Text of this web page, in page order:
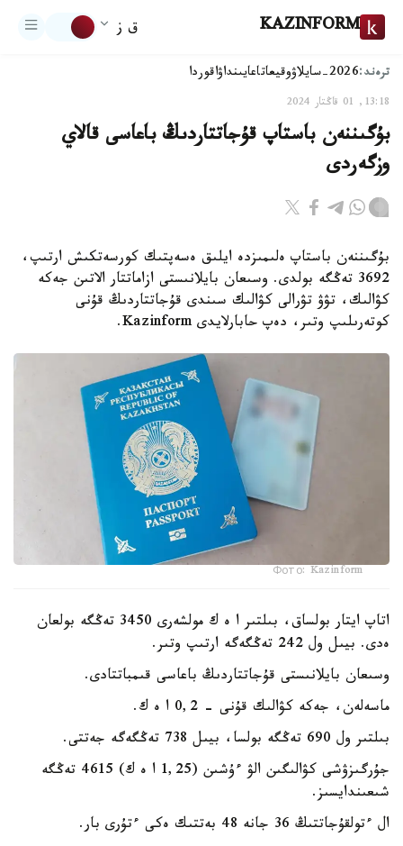
KAZINFORM ق ز
ترەند:2026-سايلاۋ وقيعاتاعايىنداۋاقوردا
13:18, 01 قاڭتار 2024
بۇگىننەن باستاپ قۇجاتتاردىڭ باعاسى قالاي
وزگەردى
بۇگىننەن باستاپ ەلىمىزدە ايلىق ەسەپتىك كورسەتكىش ارتىپ،
3692 تەڭگە بولدى. وسىعان بايلانىستى ازاماتتار الاتىن جەكە
كۋالىك، تۋۋ تۋرالى كۋالىك سىندى قۇجاتتاردىڭ قۇنى
كوتەرىلىپ وتىر، دەپ حابارلايدى Kazinform.
Фото: Kazinform
اتاپ ايتار بولساق، بىلتىر ا ە ك مولشەرى 3450 تەڭگە بولعان
ەدى. بيىل ول 242 تەڭگەگە ارتىپ وتىر.
وسىعان بايلانىستى قۇجاتتاردىڭ باعاسى قىمباتتادى.
ماسەلەن، جەكە كۋالىك قۇنى - 0,2 ا ە ك.
بىلتىر ول 690 تەڭگە بولسا، بيىل 738 تەڭگەگە جەتتى.
جۇرگىزۋشى كۋالىگىن الۋ ءۇشىن (1,25 ا ە ك) 4615 تەڭگە
شىعىندايسىز.
ال ءتولقۇجاتتىڭ 36 جانە 48 بەتتىك ەكى ءتۇرى بار.